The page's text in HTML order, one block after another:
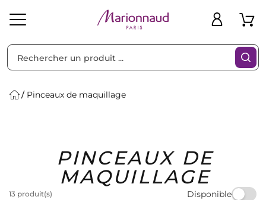
Solaire Homme Marques Idées
Cadeaux
Bons
Plans
Pinceaux de maquillage
PINCEAUX DE
MAQUILLAGE
13 produit(s) Disponible
Filtres